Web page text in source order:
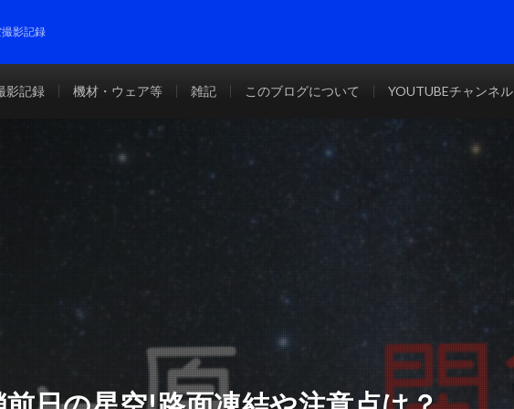
影記録
影記録 機材・ウェア等 雑記 このブログについて YOUTUBEチャンネル